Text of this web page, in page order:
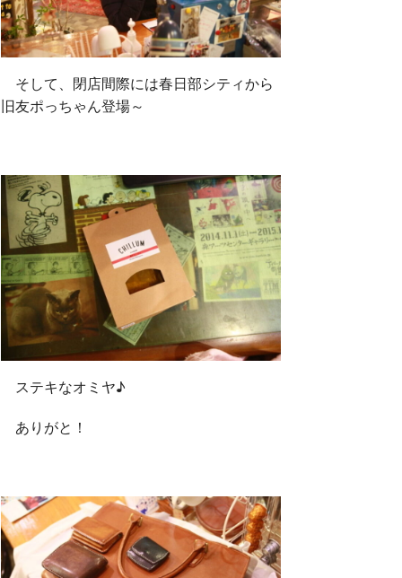
そして、閉店間際には春日部シティから
旧友ポっちゃん登場～
ステキなオミヤ♪
ありがと！